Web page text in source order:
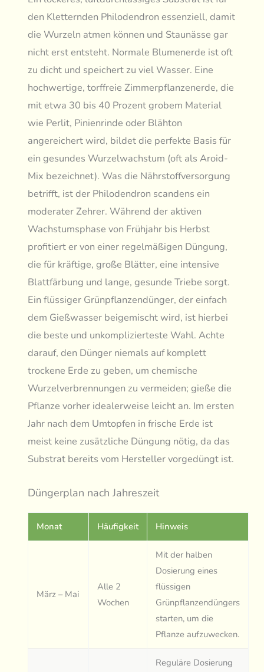
den Kletternden Philodendron essenziell, damit
die Wurzeln atmen können und Staunässe gar
nicht erst entsteht. Normale Blumenerde ist oft
zu dicht und speichert zu viel Wasser. Eine
hochwertige, torffreie Zimmerpflanzenerde, die
mit etwa 30 bis 40 Prozent grobem Material
wie Perlit, Pinienrinde oder Blähton
angereichert wird, bildet die perfekte Basis für
ein gesundes Wurzelwachstum (oft als Aroid-
Mix bezeichnet). Was die Nährstoffversorgung
betrifft, ist der Philodendron scandens ein
moderater Zehrer. Während der aktiven
Wachstumsphase von Frühjahr bis Herbst
profitiert er von einer regelmäßigen Düngung,
die für kräftige, große Blätter, eine intensive
Blattfärbung und lange, gesunde Triebe sorgt.
Ein flüssiger Grünpflanzendünger, der einfach
dem Gießwasser beigemischt wird, ist hierbei
die beste und unkomplizierteste Wahl. Achte
darauf, den Dünger niemals auf komplett
trockene Erde zu geben, um chemische
Wurzelverbrennungen zu vermeiden; gieße die
Pflanze vorher idealerweise leicht an. Im ersten
Jahr nach dem Umtopfen in frische Erde ist
meist keine zusätzliche Düngung nötig, da das
Substrat bereits vom Hersteller vorgedüngt ist.
Düngerplan nach Jahreszeit
Monat Häufigkeit Hinweis
März – Mai
Alle 2
Wochen
Mit der halben
Dosierung eines
flüssigen
Grünpflanzendüngers
starten, um die
Pflanze aufzuwecken.
Reguläre Dosierung